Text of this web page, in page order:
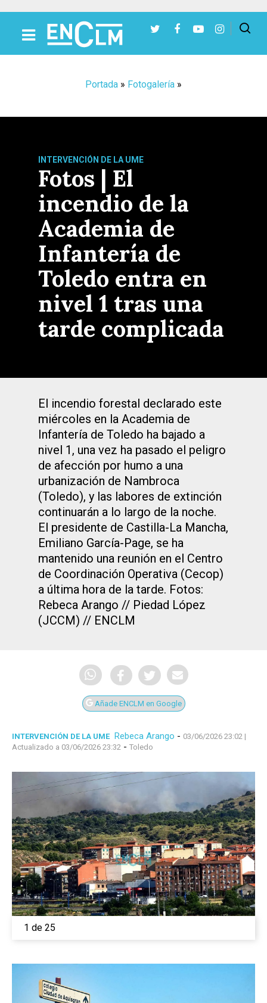
Portada » Fotogalería »
INTERVENCIÓN DE LA UME
Fotos | El
incendio de la
Academia de
Infantería de
Toledo entra en
nivel 1 tras una
tarde complicada
El incendio forestal declarado este
miércoles en la Academia de
Infantería de Toledo ha bajado a
nivel 1, una vez ha pasado el peligro
de afección por humo a una
urbanización de Nambroca
(Toledo), y las labores de extinción
continuarán a lo largo de la noche.
El presidente de Castilla-La Mancha,
Emiliano García-Page, se ha
mantenido una reunión en el Centro
de Coordinación Operativa (Cecop)
a última hora de la tarde. Fotos:
Rebeca Arango // Piedad López
(JCCM) // ENCLM
Añade ENCLM en Google
INTERVENCIÓN DE LA UME Rebeca Arango - 03/06/2026 23:02 |
Actualizado a 03/06/2026 23:32 - Toledo
1 de 25